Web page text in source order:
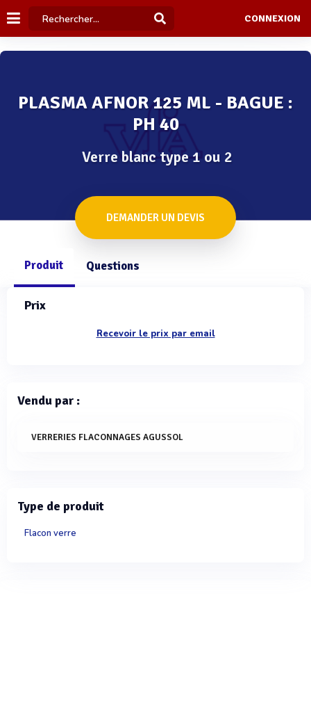
CONNEXION
PLASMA AFNOR 125 ML - BAGUE :
PH 40
Verre blanc type 1 ou 2
DEMANDER UN DEVIS
Produit Questions
Prix
Recevoir le prix par email
Vendu par :
VERRERIES FLACONNAGES AGUSSOL
Type de produit
Flacon verre